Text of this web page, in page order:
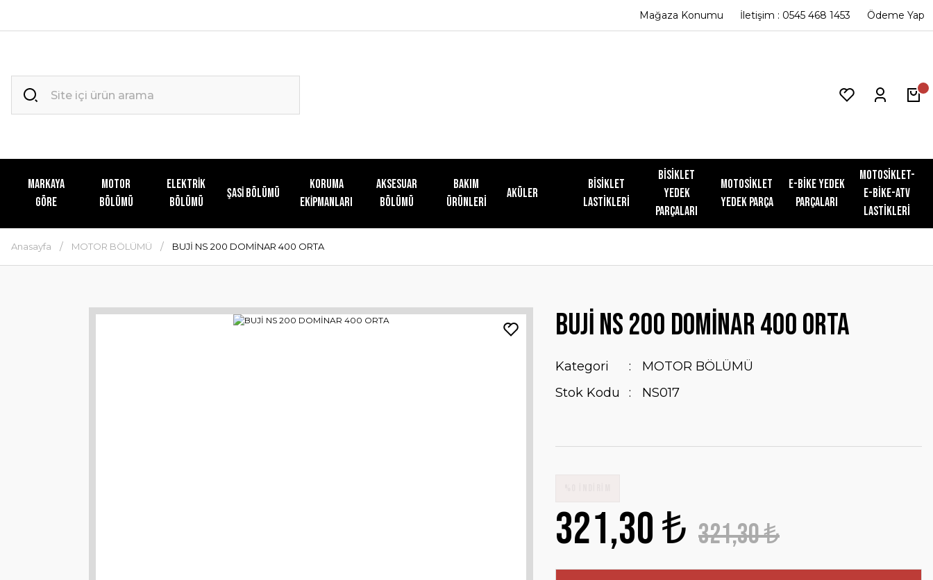
Mağaza Konumu İletişim : 0545 468 1453 Ödeme Yap
MARKAYA
GÖRE
MOTOR
BÖLÜMÜ
ELEKTRİK
BÖLÜMÜ
ŞASİ BÖLÜMÜ
KORUMA
EKİPMANLARI
AKSESUAR
BÖLÜMÜ
Bakım
Ürünleri
Aküler
Bisiklet
Lastikleri
Bisiklet
Yedek
Parçaları
Motosiklet
Yedek Parça
E-Bike Yedek
Parçaları
Motosiklet-
E-Bike-ATV
Lastikleri
Anasayfa MOTOR BÖLÜMÜ BUJİ NS 200 DOMİNAR 400 ORTA
BUJİ NS 200 DOMİNAR 400 ORTA
Kategori
MOTOR BÖLÜMÜ
Stok Kodu
NS017
321,30 ₺ 321,30 ₺